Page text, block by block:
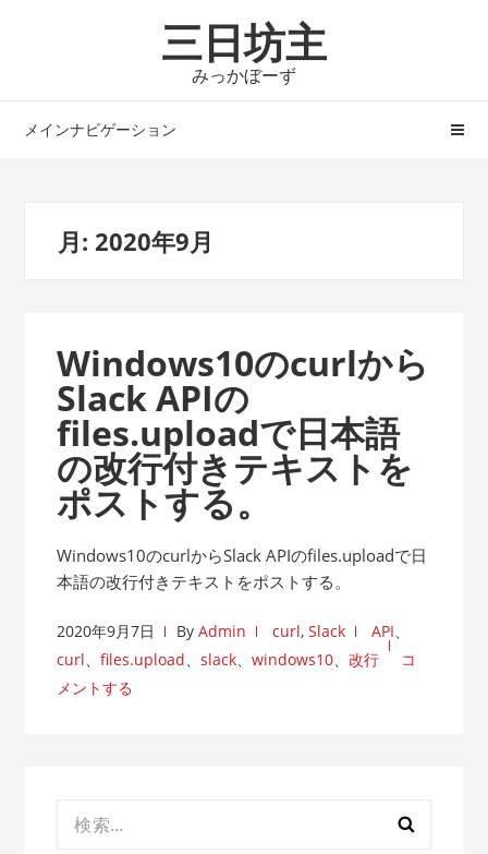
シ
ツ
三日坊主
みっかぼーず
メインナビゲーション
月:2020年9月
Windows10のcurlから
Slack APIの
files.uploadで日本語
の改行付きテキストを
ポストする。
Windows10のcurlからSlack APIのfiles.uploadで日
本語の改行付きテキストをポストする。
2020年9月7日 ByAdmin curl,Slack API、
curl、files.upload、slack、windows10、改行
コ
メントする
索: